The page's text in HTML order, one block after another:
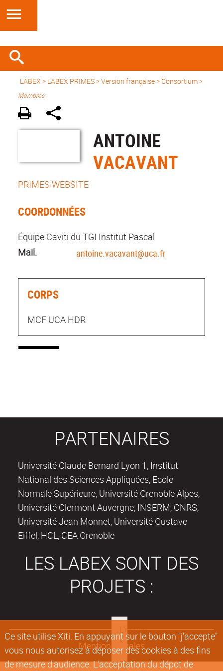
Ce site utilise Xiti. En appuyant sur le bouton "j'accepte"
vous nous autorisez à déposer des cookies à des fins
de mesure d'audience. L'acceptation du dépot de
LABEX > LABEX PRIMES>Version française> Consortium >
Membres
ANTOINE
VACAVANT
PRIMES WEBSITE
COORDONNÉES
Équipe Caviti du TGI Institut Pascal
Mail.
antoine.vacavant@uca.fr
CORPS
MCF UCA HDR
PARTENAIRES
Université Claude Bernard Lyon 1, Institut
National des Sciences Appliquées, Ecole
Normale Supérieure, Université Grenoble Alpes,
Université Clermont Auvergne, INSERM, CNRS,
Université Jean Monnet, Université Gustave
Eiffel, HCL, CEA Grenoble
LES LABEX SONT DES
PROJETS :
Mentions légales